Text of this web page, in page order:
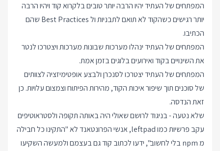
המפתחים של העתיד יהיו הרבה יותר טובים בלקרוא קוד ויהיו הרבה
יותר רגישים כשהקוד לא תואם לתבניות ול Best Practices שהם
הכתיבו.
המפתחים של העתיד ינהלו מערכות שבונות מערכות ויצטרכו לנטר
את השינויים בקוד ואירועים בלוגים בזמן אמת.
המפתחים של העתיד יצטרכו לסנכרן ולבצע אופטימיזציה לצוותים
של סוכנים תוך שיפור איכות הקוד, מהירות הפיתוח וצמצום עלויות. כן
זאת הנדסה.
שלא נטעה - בניגוד לרושם שאולי היה באותה תקופה ולסטראוטיפים
עקב פרשיות כמו leftpad, אנשי הפרונטאנד לא "התקינו כל חבילה
מ npm בלי לחשוב", ידעו לכתוב קוד גם בעצמם ולמעשה השקיעו